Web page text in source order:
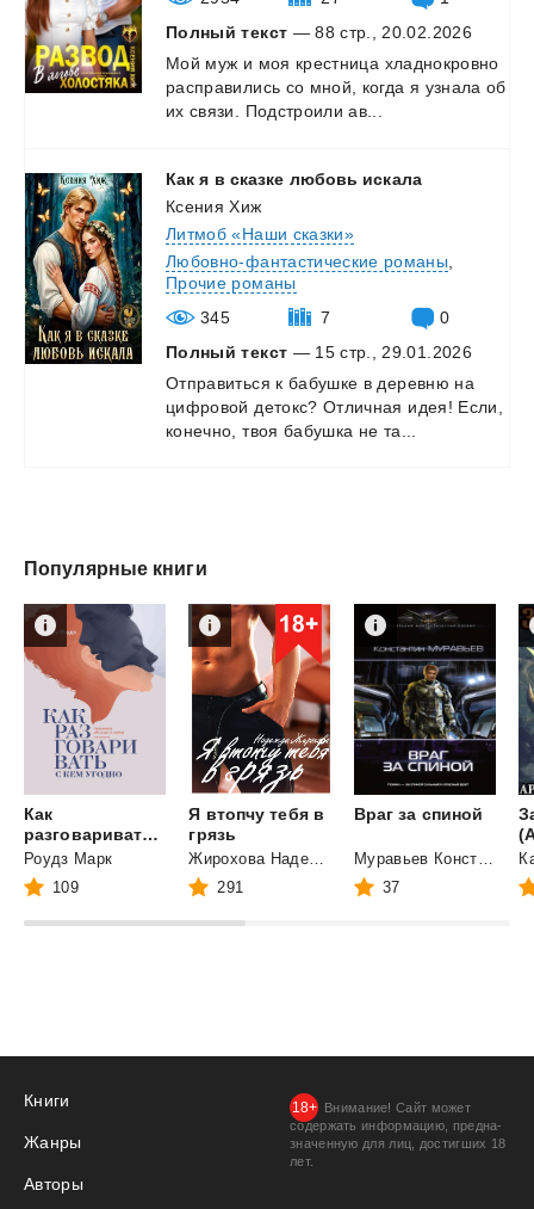
Полный текст — 88 стр., 20.02.2026
Мой муж и моя крестница хладнокровно
расправились со мной, когда я узнала об
их связи. Подстроили ав...
Как я в сказке любовь искала
Ксения Хиж
Литмоб «Наши сказки»
Любовно-фантастические романы
Прочие романы
345
7
0
Полный текст — 15 стр., 29.01.2026
Отправиться к бабушке в деревню на
цифровой детокс? Отличная идея! Если,
конечно, твоя бабушка не та...
Популярные книги
Как
разговаривать с кем угодно. Уверенное общение в любой ситуации
Роудз Марк
109
Я втопчу тебя в
грязь
Жирохова Надежда
291
Враг за спиной
37
Книги
Жанры
Авторы
Внимание! Сайт может
содержать информацию, предна­
значенную для лиц, дости­гших 18
лет.